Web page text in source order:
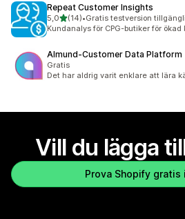
Repeat Customer Insights
5,0av 5 stjärnor
(14)
14 recensioner totalt
•Gratis testversion
Kundanalys för CPG-butiker för
Almund‑Customer Data Platform
Gratis
Det har aldrig varit enklare att lära
Vill du lägga
Prova Shopify gratis